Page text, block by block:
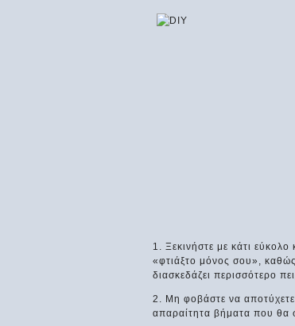
1. Ξεκινήστε με κάτι
«φτιάξτο μόνος σου»,
διασκεδάζει περισσότερο
2. Μη φοβάστε να αποτύχετε
απαραίτητα βήματα που θα